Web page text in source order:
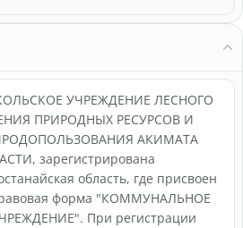
УЧРЕЖДЕНИЕ ЛЕСНОГО
ПРИРОДНЫХ РЕСУРСОВ И
АКИМАТА
зарегистрирована
область, где присвоен
форма "КОММУНАЛЬНОЕ
При регистрации